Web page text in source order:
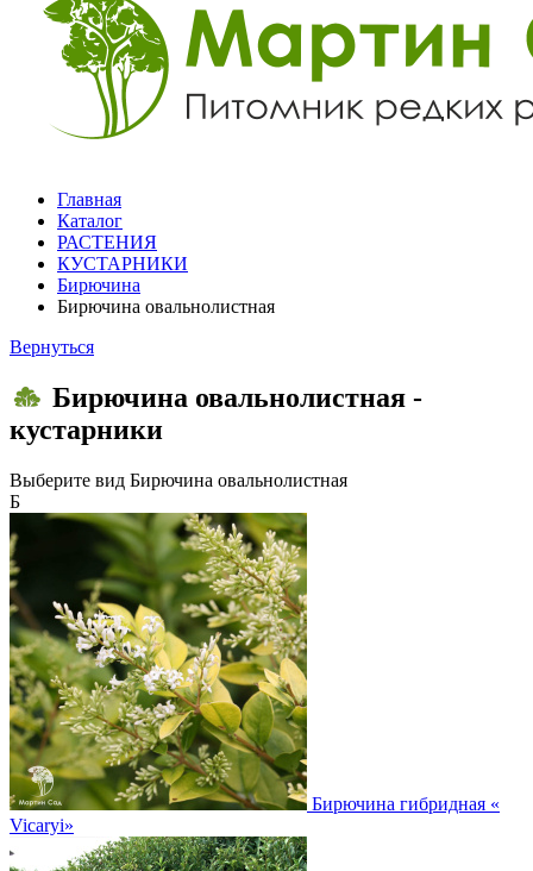
Главная
Каталог
РАСТЕНИЯ
КУСТАРНИКИ
Бирючина
Бирючина овальнолистная
Вернуться
Бирючина овальнолистная -
кустарники
Выберите вид Бирючина овальнолистная
Б
Бирючина гибридная «
Vicaryi»